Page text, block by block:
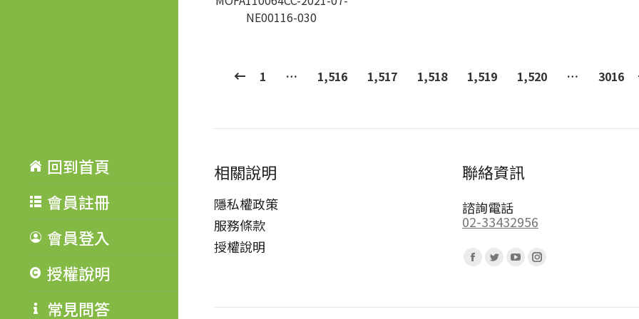
回到首頁
會員註冊
會員登入
授權說明
常見問答
NE00116-030
1 … 1,516 1,517 1,518 1,519 1,520 … 3016
相關說明
隱私權政策
服務條款
授權說明
聯絡資訊
諮詢電話
02-33432956
Facebook
opens
Twitter
opens
YouTube
opens
Instagram
opens